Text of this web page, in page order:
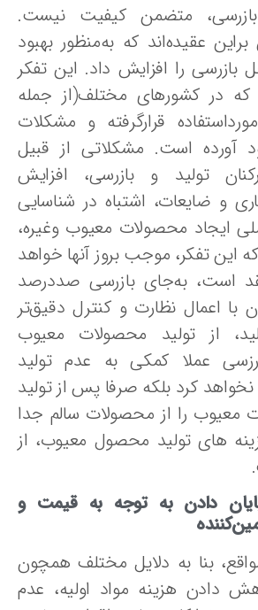
متضمن کیفیت نیست.
عقیده‌اند که‌ به‌منظور بهبود
را افزایش‌ داد. این‌ تفکر
کشورهای مختلف(از جمله
قرارگرفته و مشکلات
است. مشکلاتی از قبیل
تولید و بازرسی، افزایش‌
و ضایعات‌، اشتباه‌ در شناسایی‌
محصولات‌ معیوب وغیره،
تفکر، موجب بروز آنها خواهد
به‌جای‌ بازرسی‌ صددرصد
نظارت‌ و کنترل‌ دقیق‌تر
از تولید محصولات‌ معیوب‌
عملا کمکی به عدم تولید
کرد بلکه صرفا پس از تولید
را از محصولات‌ سالم‌ جدا
تولید محصول معیوب، از
دادن به توجه به قیمت و
بنا به‌ دلایل‌ مختلف‌ همچون‌
هزینه‌ مواد اولیه، عدم‌